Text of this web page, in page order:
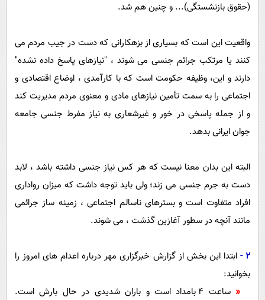
(حقوق بازنشستگی)... و چنین هم شد.
واقعیت این است که بسیاری از بزهکارانی که دست در جیب مردم می
کنند یا مرتکب جرائم جنسی می شوند ، "نیازهای پاسخ داده نشده"
دارند و این، وظیفه حکومت است که با کارآمدی ، اوضاع اقتصادی و
اجتماعی را به سمت تأمین نیازهای مادی و معنوی مردم مدیریت کند
و از جمله پاسخی در خور و غیرشعاری به نیاز مفرط جنسی جامعه
جوان ایرانی بدهد.
البته این بدان معنا نیست که هر کس نیاز جنسی داشته باشد ، لابد
دست به جرم جنسی می زند؛ ولی باید توجه داشت که میزان رواداری
افراد متفاوت است و بسترهای ناسالم اجتماعی ، زمینه ساز جرائمی
مانند آنچه در سطور آغازین گذشت ، می شوند.
2 -
ابتدا این بخش از گزارش خبرگزاری مهر درباره اعدام های امروز را
بخوانید:
«
ساعت 4 بامداد است و باران شدیدی در حال بارش است.